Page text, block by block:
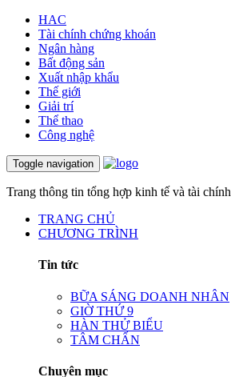
HAC
Tài chính chứng khoán
Ngân hàng
Bất động sản
Xuất nhập khẩu
Thế giới
Giải trí
Thể thao
Công nghệ
Toggle navigation
Trang thông tin tổng hợp kinh tế và tài chính
TRANG CHỦ
CHƯƠNG TRÌNH
Tin tức
BỮA SÁNG DOANH NHÂN
GIỜ THỨ 9
HÀN THỬ BIỂU
TÂM CHẤN
Chuyên mục